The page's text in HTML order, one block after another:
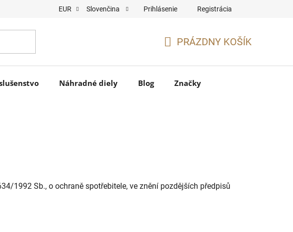
EUR Slovenčina Prihlásenie Registrácia
KOŠÍK
PRÁZDNY KOŠÍK
Náhradné diely Blog Značky
1992 Sb., o ochraně spotřebitele, ve znění pozdějších předpisů